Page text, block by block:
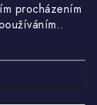
procházením
vitamínov a
cukríky?